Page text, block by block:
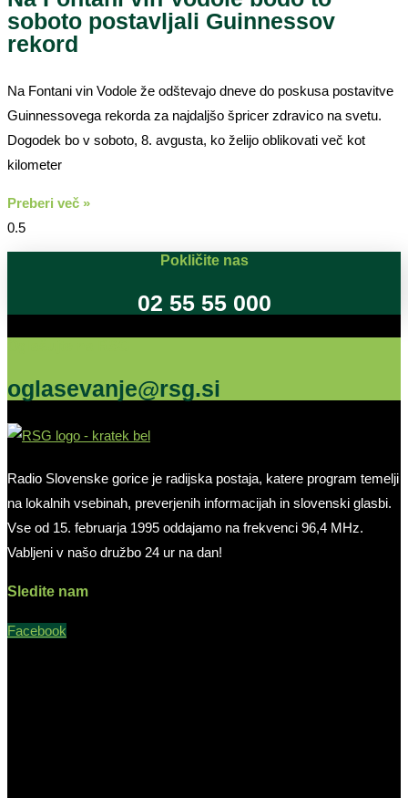
soboto postavljali Guinnessov
rekord
Na Fontani vin Vodole že odštevajo dneve do poskusa postavitve
Guinnessovega rekorda za najdaljšo špricer zdravico na svetu.
Dogodek bo v soboto, 8. avgusta, ko želijo oblikovati več kot
kilometer
Preberi več »
Pokličite nas
02 55 55 000
oglasevanje@rsg.si
Radio Slovenske gorice je radijska postaja, katere program temelji
na lokalnih vsebinah, preverjenih informacijah in slovenski glasbi.
Vse od 15. februarja 1995 oddajamo na frekvenci 96,4 MHz.
Vabljeni v našo družbo 24 ur na dan!
Sledite nam
Facebook